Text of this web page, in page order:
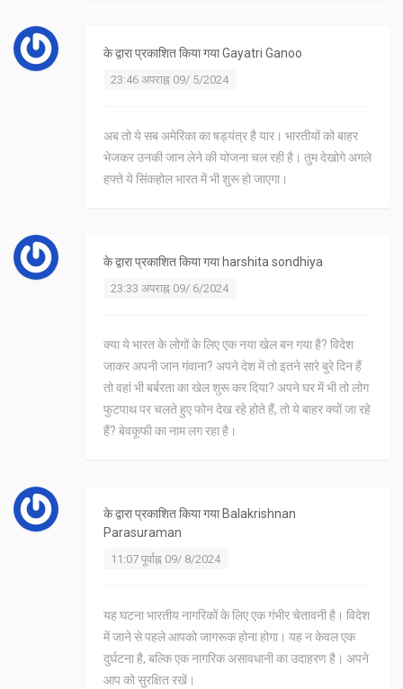
के द्वारा प्रकाशित किया गयाGayatri Ganoo
23:46 अपराह्न 09/ 5/2024
अब तो ये सब अमेरिका का षड्यंत्र है यार। भारतीयों को बाहर
भेजकर उनकी जान लेने की योजना चल रही है। तुम देखोगे अगले
हफ्ते ये सिंकहोल भारत में भी शुरू हो जाएगा।
के द्वारा प्रकाशित किया गया harshita sondhiya
23:33 अपराह्न 09/ 6/2024
क्या ये भारत के लोगों के लिए एक नया खेल बन गया है? विदेश
जाकर अपनी जान गंवाना? अपने देश में तो इतने सारे बुरे दिन हैं
तो वहां भी बर्बरता का खेल शुरू कर दिया? अपने घर में भी तो लोग
फुटपाथ पर चलते हुए फोन देख रहे होते हैं, तो ये बाहर क्यों जा रहे
हैं? बेवकूफी का नाम लग रहा है।
के द्वारा प्रकाशित किया गया Balakrishnan
Parasuraman
11:07 पूर्वाह्न 09/ 8/2024
यह घटना भारतीय नागरिकों के लिए एक गंभीर चेतावनी है। विदेश
में जाने से पहले आपको जागरूक होना होगा। यह न केवल एक
दुर्घटना है, बल्कि एक नागरिक असावधानी का उदाहरण है। अपने
आप को सुरक्षित रखें।